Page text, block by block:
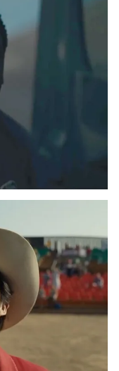
Quốc Thắng,
932
không có sự chấp
khi phát hành lại